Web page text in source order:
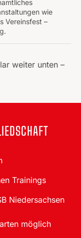
wie
Vereinsfest –
weiter unten –
Trainings
Niedersachsen
möglich